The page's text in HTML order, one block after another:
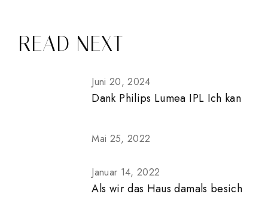
READ NEXT
Juni 20, 2024
Dank Philips Lumea IPL Ich kan
Mai 25, 2022
Januar 14, 2022
Als wir das Haus damals besich